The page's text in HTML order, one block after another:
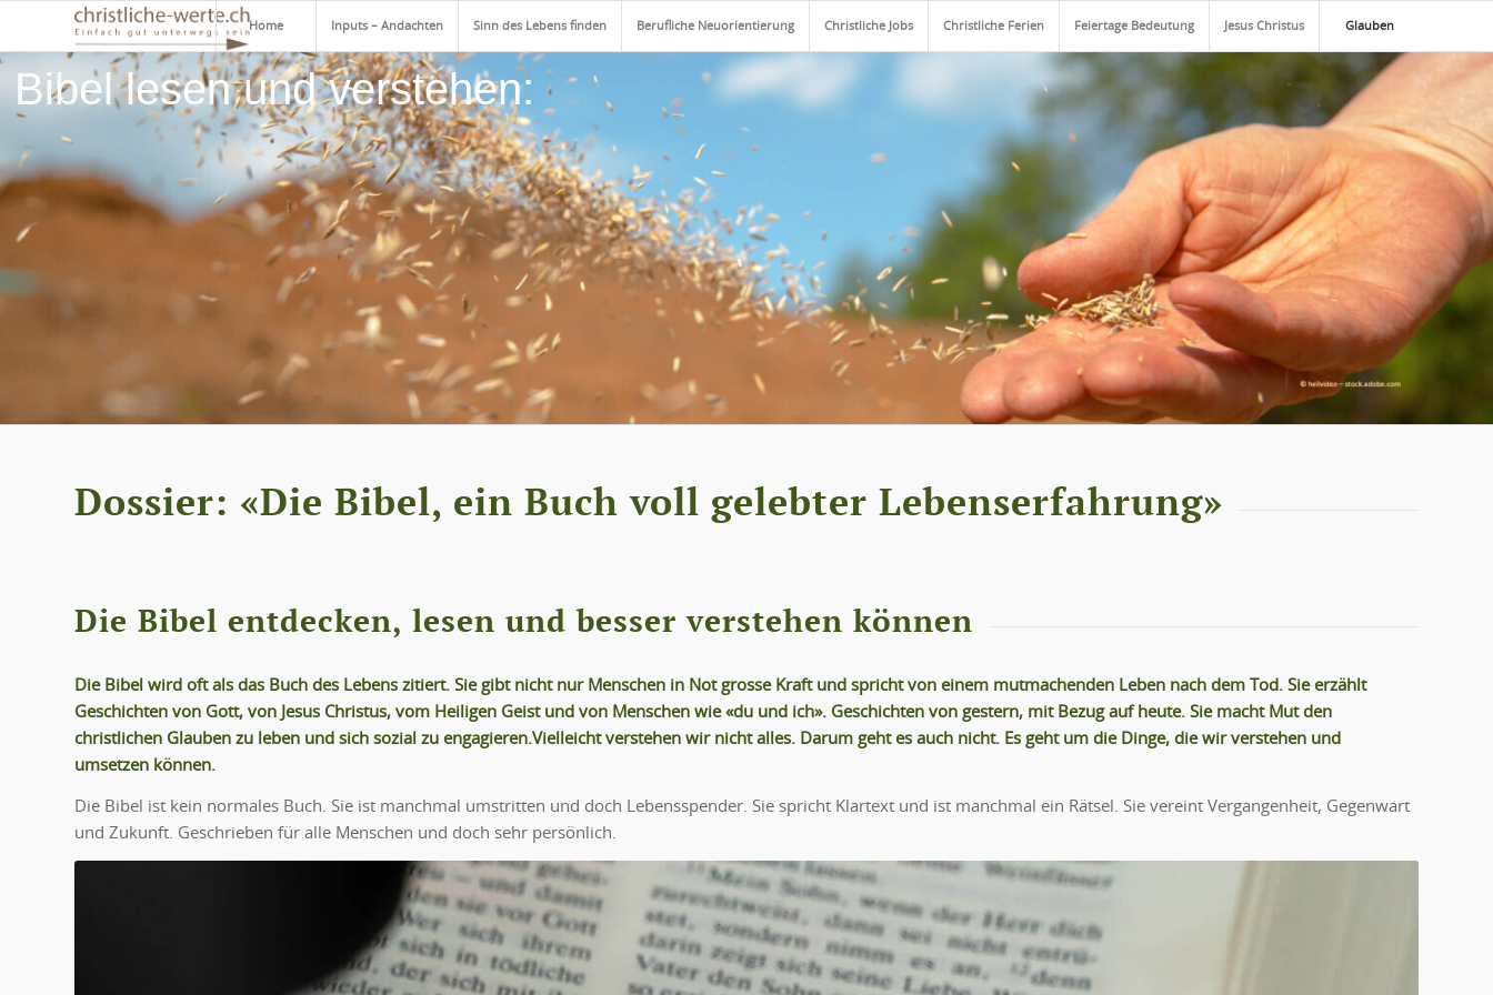
Home Inputs – Andachten Sinn des Lebens finden Berufliche Neuorientierung Christliche Jobs Christliche Ferien Feiertage Bedeutung Jesus Christus Glauben
Bibel lesen und verstehen:
Reflektieren und wachsen
Dossier: «Die Bibel, ein Buch voll gelebter Lebenserfahrung»
Die Bibel entdecken, lesen und besser verstehen können
Die Bibel wird oft als das Buch des Lebens zitiert. Sie gibt nicht nur Menschen in Not grosse Kraft und spricht von einem mutmachenden Leben nach dem Tod. Sie erzählt
Geschichten von Gott, von Jesus Christus, vom Heiligen Geist und von Menschen wie «du und ich». Geschichten von gestern, mit Bezug auf heute. Sie macht Mut den
christlichen Glauben zu leben und sich sozial zu engagieren.Vielleicht verstehen wir nicht alles. Darum geht es auch nicht. Es geht um die Dinge, die wir verstehen und
umsetzen können.
Die Bibel ist kein normales Buch. Sie ist manchmal umstritten und doch Lebensspender. Sie spricht Klartext und ist manchmal ein Rätsel. Sie vereint Vergangenheit, Gegenwart
und Zukunft. Geschrieben für alle Menschen und doch sehr persönlich.